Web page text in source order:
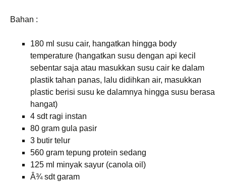
Bahan :
180 ml susu cair, hangatkan hingga body
temperature (hangatkan susu dengan api kecil
sebentar saja atau masukkan susu cair ke dalam
plastik tahan panas, lalu didihkan air, masukkan
plastic berisi susu ke dalamnya hingga susu berasa
hangat)
4 sdt ragi instan
80 gram gula pasir
3 butir telur
560 gram tepung protein sedang
125 ml minyak sayur (canola oil)
Â¾ sdt garam